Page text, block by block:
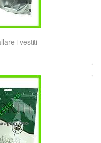
i vestiti